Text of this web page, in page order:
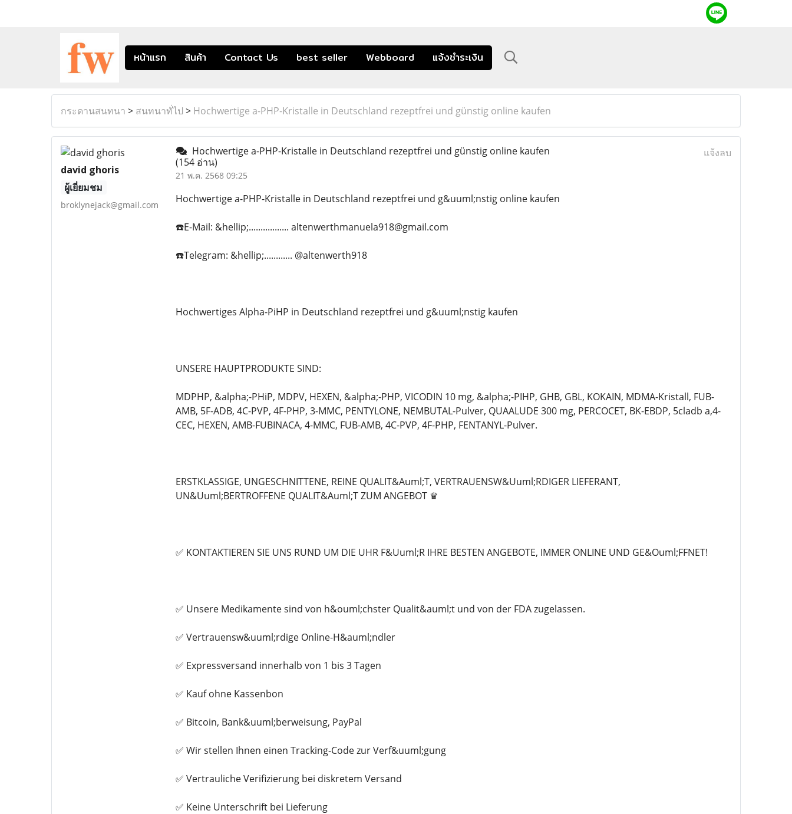
หน้าแรก สินค้า Contact Us best seller Webboard แจ้งชำระเงิน
กระดานสนทนา > สนทนาทั่ไป > Hochwertige a-PHP-Kristalle in Deutschland rezeptfrei und günstig online kaufen
david ghoris
ผู้เยี่ยมชม
broklynejack@gmail.com
Hochwertige a-PHP-Kristalle in Deutschland rezeptfrei und günstig online kaufen
(154 อ่าน)
21 พ.ค. 2568 09:25
แจ้งลบ
Hochwertige a-PHP-Kristalle in Deutschland rezeptfrei und g&uuml;nstig online kaufen
☎️E-Mail: &hellip;................. altenwerthmanuela918@gmail.com
☎️Telegram: &hellip;............ @altenwerth918
Hochwertiges Alpha-PiHP in Deutschland rezeptfrei und g&uuml;nstig kaufen
UNSERE HAUPTPRODUKTE SIND:
MDPHP, &alpha;-PHiP, MDPV, HEXEN, &alpha;-PHP, VICODIN 10 mg, &alpha;-PIHP, GHB, GBL, KOKAIN, MDMA-Kristall, FUB-
AMB, 5F-ADB, 4C-PVP, 4F-PHP, 3-MMC, PENTYLONE, NEMBUTAL-Pulver, QUAALUDE 300 mg, PERCOCET, BK-EBDP, 5cladb a,4-
CEC, HEXEN, AMB-FUBINACA, 4-MMC, FUB-AMB, 4C-PVP, 4F-PHP, FENTANYL-Pulver.
ERSTKLASSIGE, UNGESCHNITTENE, REINE QUALIT&Auml;T, VERTRAUENSW&Uuml;RDIGER LIEFERANT,
UN&Uuml;BERTROFFENE QUALIT&Auml;T ZUM ANGEBOT ♛
✅ KONTAKTIEREN SIE UNS RUND UM DIE UHR F&Uuml;R IHRE BESTEN ANGEBOTE, IMMER ONLINE UND GE&Ouml;FFNET!
✅ Unsere Medikamente sind von h&ouml;chster Qualit&auml;t und von der FDA zugelassen.
✅ Vertrauensw&uuml;rdige Online-H&auml;ndler
✅ Expressversand innerhalb von 1 bis 3 Tagen
✅ Kauf ohne Kassenbon
✅ Bitcoin, Bank&uuml;berweisung, PayPal
✅ Wir stellen Ihnen einen Tracking-Code zur Verf&uuml;gung
✅ Vertrauliche Verifizierung bei diskretem Versand
✅ Keine Unterschrift bei Lieferung